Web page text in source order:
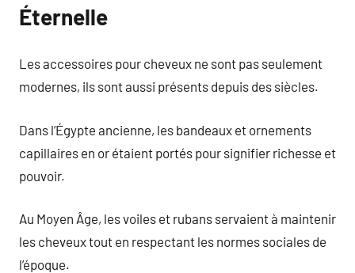
Éternelle
Les accessoires pour cheveux ne sont pas seulement
modernes, ils sont aussi présents depuis des siècles.
Dans l’Égypte ancienne, les bandeaux et ornements
capillaires en or étaient portés pour signifier richesse et
pouvoir.
Au Moyen Âge, les voiles et rubans servaient à maintenir
les cheveux tout en respectant les normes sociales de
l’époque.